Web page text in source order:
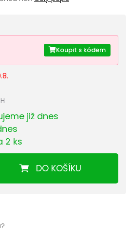
Koupit s kódem
již dnes
2 ks
DO KOŠÍKU